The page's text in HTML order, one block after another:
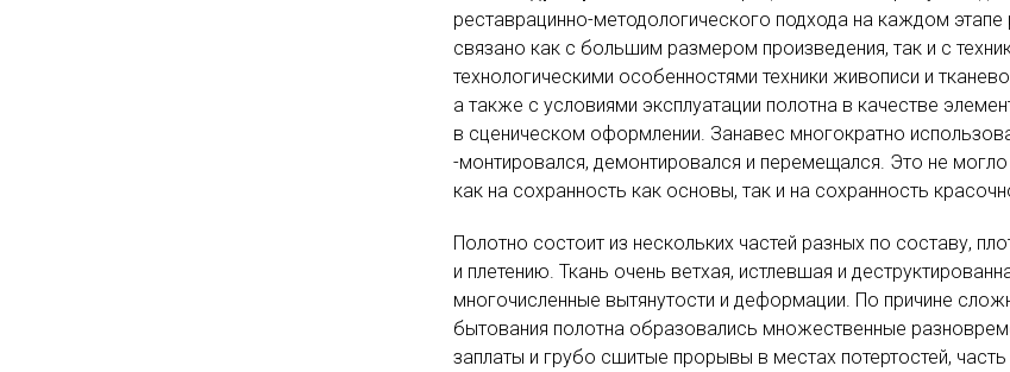
реставрацинно-методологического подхода на каждом
связано как с большим размером произведения, так и с
технологическими особенностями техники живописи и
а также с условиями эксплуатации полотна в качестве
в сценическом оформлении. Занавес многократно
-монтировался, демонтировался и перемещался. Это не могло
как на сохранность как основы, так и на сохранность
Полотно состоит из нескольких частей разных по составу,
и плетению. Ткань очень ветхая, истлевшая и
многочисленные вытянутости и деформации. По причине
бытования полотна образовались множественные
заплаты и грубо сшитые прорывы в местах потертостей,